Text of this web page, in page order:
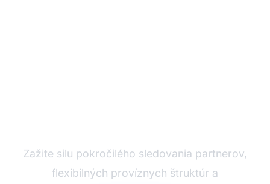
Zažite silu pokročilého sledovania partnerov,
flexibilných províznych štruktúr a